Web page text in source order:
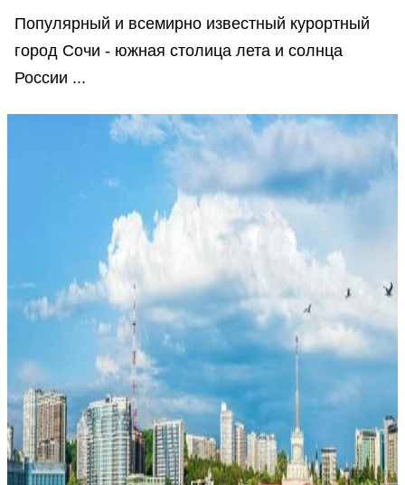
Популярный и всемирно известный курортный
город Сочи - южная столица лета и солнца
России ...